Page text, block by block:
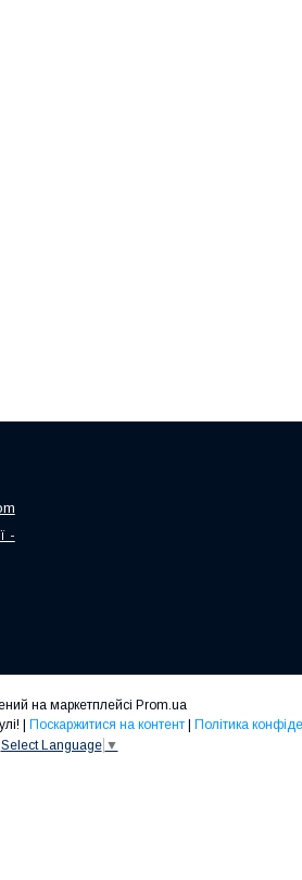
-
на маркетплейсі Prom.ua
Поскаржитися на контент
Політика
Select Language ▼